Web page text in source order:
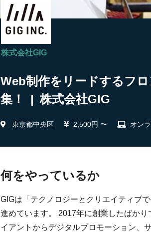
株式会社GIG
Web制作をリードするフ
集！ | 株式会社GIG
東京都中央区 2,500円 〜 オン
何をやっているか
GIGは「テクノロジーとクリエイティブ
進めています。 2017年に創業したばか
イアントからデジタルプロモーション、